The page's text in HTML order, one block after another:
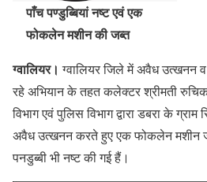
पाँच पण्डुब्बियां नष्ट एवं एक
फोकलेन मशीन की जब्त
ग्वालियर। ग्वालियर जिले में अवैध उत्खनन
रहे अभियान के तहत कलेक्टर श्रीमती
विभाग एवं पुलिस विभाग द्वारा डबरा के
अवैध उत्खनन करते हुए एक फोकलेन मशीन
पनडुब्बी भी नष्ट की गई हैं।